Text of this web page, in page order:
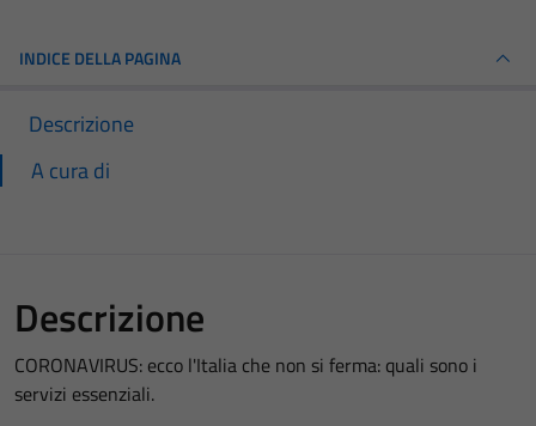
INDICE DELLA PAGINA
Descrizione
A cura di
Descrizione
CORONAVIRUS: ecco l'Italia che non si ferma: quali sono i
servizi essenziali.